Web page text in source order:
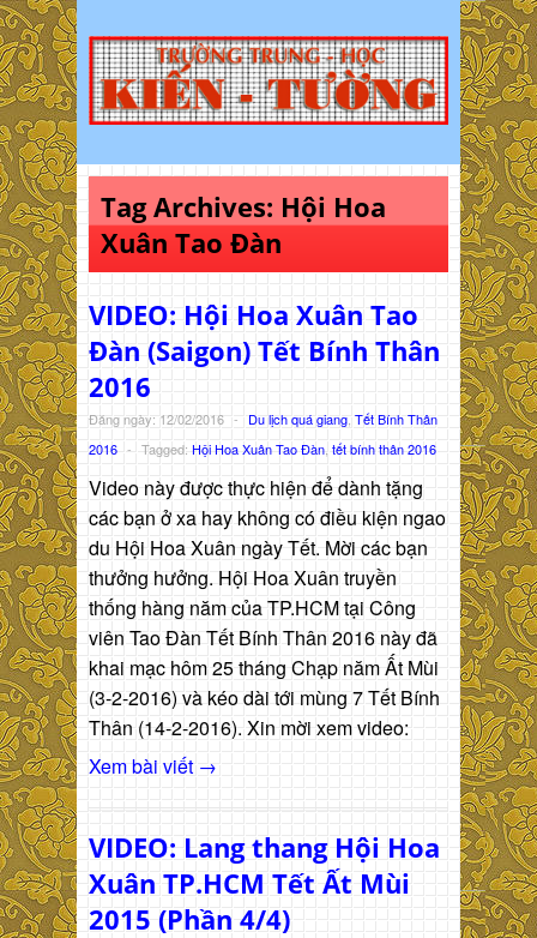
Tag Archives: Hội Hoa
Xuân Tao Đàn
VIDEO: Hội Hoa Xuân Tao
Đàn (Saigon) Tết Bính Thân
2016
Đăng ngày: 12/02/2016 - Du lịch quá giang Tết Bính Thân
2016 - Tagged: Hội Hoa Xuân Tao Đàn tết bính thân 2016
Video này được thực hiện để dành tặng
các bạn ở xa hay không có điều kiện ngao
du Hội Hoa Xuân ngày Tết. Mời các bạn
thưởng hưởng. Hội Hoa Xuân truyền
thống hàng năm của TP.HCM tại Công
viên Tao Đàn Tết Bính Thân 2016 này đã
khai mạc hôm 25 tháng Chạp năm Ất Mùi
(3-2-2016) và kéo dài tới mùng 7 Tết Bính
Thân (14-2-2016). Xin mời xem video:
Xem bài viết →
VIDEO: Lang thang Hội Hoa
Xuân TP.HCM Tết Ất Mùi
2015 (Phần 4/4)